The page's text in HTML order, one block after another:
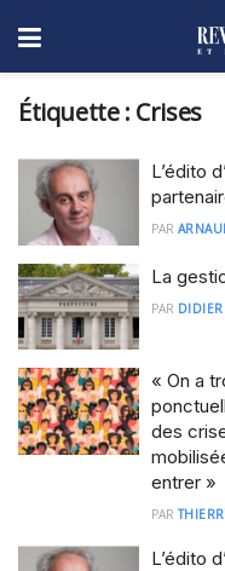
Étiquette : Crises
L’édito
PAR
La
PAR
« On a
des
entrer »
PAR
L’édito